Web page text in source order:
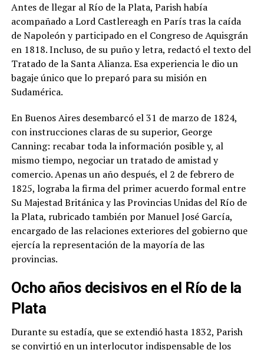
Antes de llegar al Río de la Plata, Parish había
acompañado a Lord Castlereagh en París tras la caída
de Napoleón y participado en el Congreso de Aquisgrán
en 1818. Incluso, de su puño y letra, redactó el texto del
Tratado de la Santa Alianza. Esa experiencia le dio un
bagaje único que lo preparó para su misión en
Sudamérica.
En Buenos Aires desembarcó el 31 de marzo de 1824,
con instrucciones claras de su superior, George
Canning: recabar toda la información posible y, al
mismo tiempo, negociar un tratado de amistad y
comercio. Apenas un año después, el 2 de febrero de
1825, lograba la firma del primer acuerdo formal entre
Su Majestad Británica y las Provincias Unidas del Río de
la Plata, rubricado también por Manuel José García,
encargado de las relaciones exteriores del gobierno que
ejercía la representación de la mayoría de las
provincias.
Ocho años decisivos en el Río de la
Plata
Durante su estadía, que se extendió hasta 1832, Parish
se convirtió en un interlocutor indispensable de los